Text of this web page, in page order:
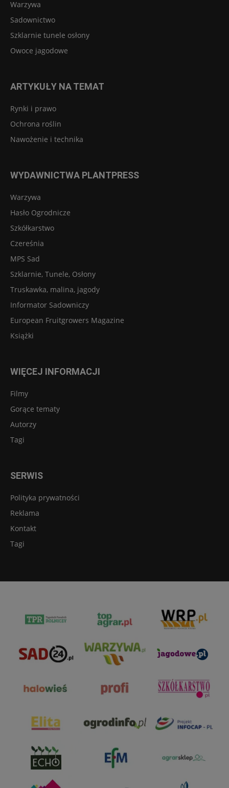
Warzywa
Sadownictwo
Szklarnie tunele osłony
Owoce jagodowe
ARTYKUŁY NA TEMAT
Rynki i prawo
Ochrona roślin
Nawożenie i technika
WYDAWNICTWA PLANTPRESS
Warzywa
Hasło Ogrodnicze
Szkółkarstwo
Czereśnia
MPS Sad
Szklarnie, Tunele, Osłony
Truskawka, malina, jagody
Informator Sadowniczy
European Fruitgrowers Magazine
Książki
WIĘCEJ INFORMACJI
Filmy
Gorące tematy
Autorzy
Tagi
SERWIS
Polityka prywatności
Reklama
Kontakt
Tagi